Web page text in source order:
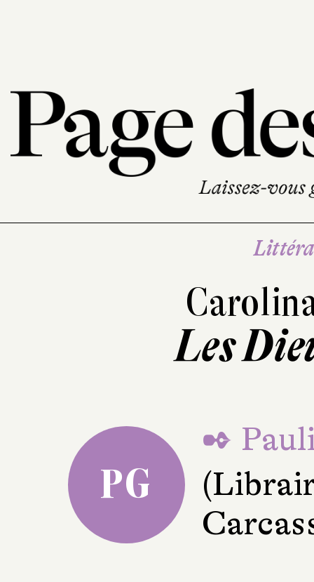
Les
PG
✒